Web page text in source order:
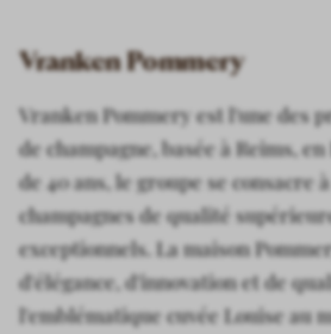
Vranken Pommery
Vranken Pommery est l'une des
de champagne, basée à Reims,
de 40 ans, le groupe se consacre
champagnes de qualité
exceptionnels. La maison
d'élégance, d'innovation et de
l'emblématique cuvée Louise au